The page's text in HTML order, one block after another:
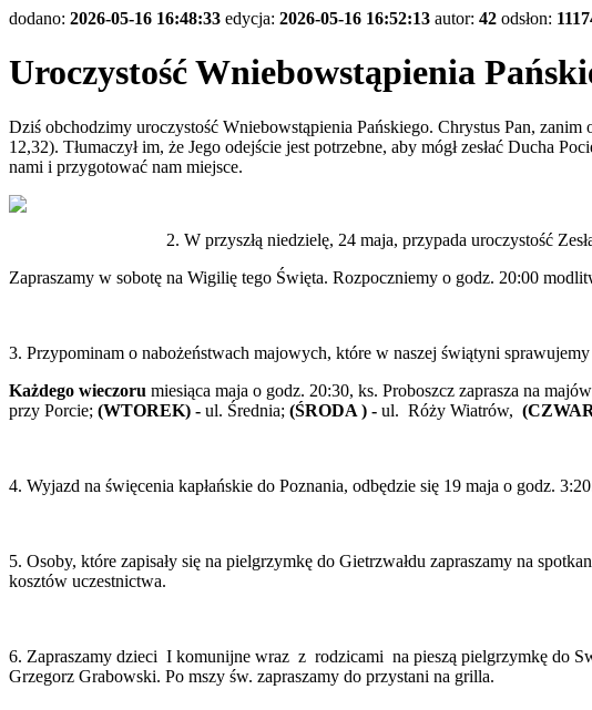
dodano: 2026-05-16 16:48:33 edycja: 2026-05-16 16:52:13 autor: 42 odsłon:
Uroczystość Wniebowstąpienia
Dziś obchodzimy uroczystość Wniebowstąpienia Pańskiego. Chrystus Pan,
12,32). Tłumaczył im, że Jego odejście jest potrzebne, aby mógł zesłać Ducha
nami i przygotować nam miejsce.
2. W przyszłą niedzielę, 24 maja, przypada uroczystość
Zapraszamy w sobotę na Wigilię tego Święta. Rozpoczniemy o godz. 20:00
3. Przypominam o nabożeństwach majowych, które w naszej świątyni
Każdego wieczoru miesiąca maja o godz. 20:30, ks. Proboszcz zaprasza na
przy Porcie; (WTOREK) - ul. Średnia; (ŚRODA ) - ul. Róży Wiatrów,
4. Wyjazd na święcenia kapłańskie do Poznania, odbędzie się 19 maja o godz.
5. Osoby, które zapisały się na pielgrzymkę do Gietrzwałdu zapraszamy na
kosztów uczestnictwa.
6. Zapraszamy dzieci I komunijne wraz z rodzicami na pieszą pielgrzymkę do
Grzegorz Grabowski. Po mszy św. zapraszamy do przystani na grilla.